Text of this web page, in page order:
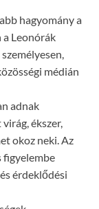
hagyomány a
a Leonórák
médián
adnak
ékszer,
okoz neki. Az
figyelembe
érdeklődési